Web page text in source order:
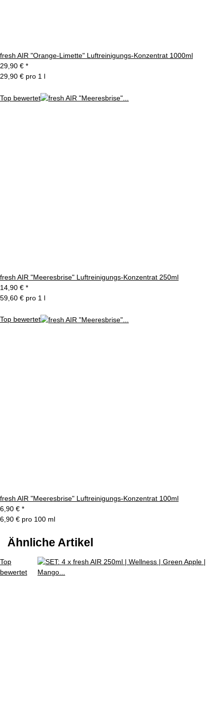
fresh AIR "Orange-Limette" Luftreinigungs-Konzentrat 1000ml
29,90 € *
29,90 € pro 1 l
Top bewertet
fresh AIR "Meeresbrise" Luftreinigungs-Konzentrat 250ml
14,90 € *
59,60 € pro 1 l
Top bewertet
fresh AIR "Meeresbrise" Luftreinigungs-Konzentrat 100ml
6,90 € *
6,90 € pro 100 ml
Ähnliche Artikel
Top
bewertet